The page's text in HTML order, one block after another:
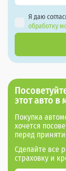
Я даю
обработку
этот авто
Покупка
хочется
перед
Сделайте все
страховку и